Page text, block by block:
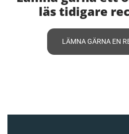
läs tidigare
LÄMNA GÄRNA EN